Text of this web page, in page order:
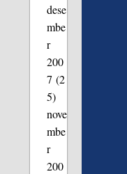
dese
mbe
r
200
7 (2
5)
nove
mbe
r
200